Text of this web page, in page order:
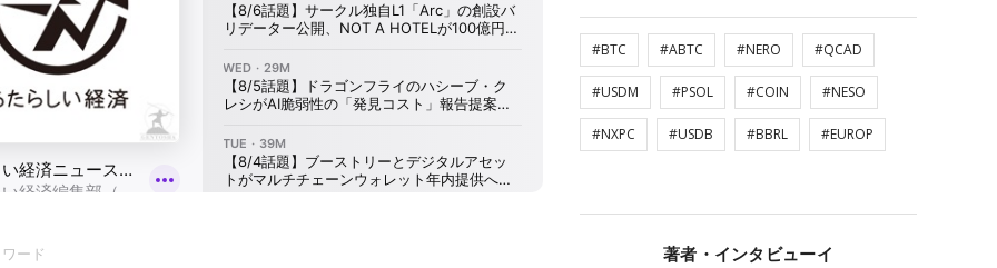
ード
#BTC #ABTC #NERO #QCAD
#USDM #PSOL #COIN #NESO
#NXPC #USDB #BBRL #EUROP
著者・インタビューイ